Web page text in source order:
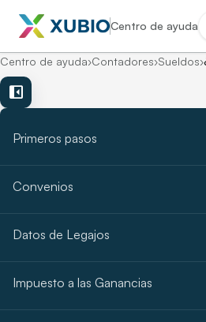
Centro de ayuda
Centro de ayuda›Contadores›Sueldos›
left_panel_close
Primeros pasos
Convenios
Datos de Legajos
Impuesto a las Ganancias